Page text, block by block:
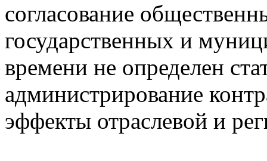
согласование
государственных и
времени не определен
администрирование
эффекты отраслевой и